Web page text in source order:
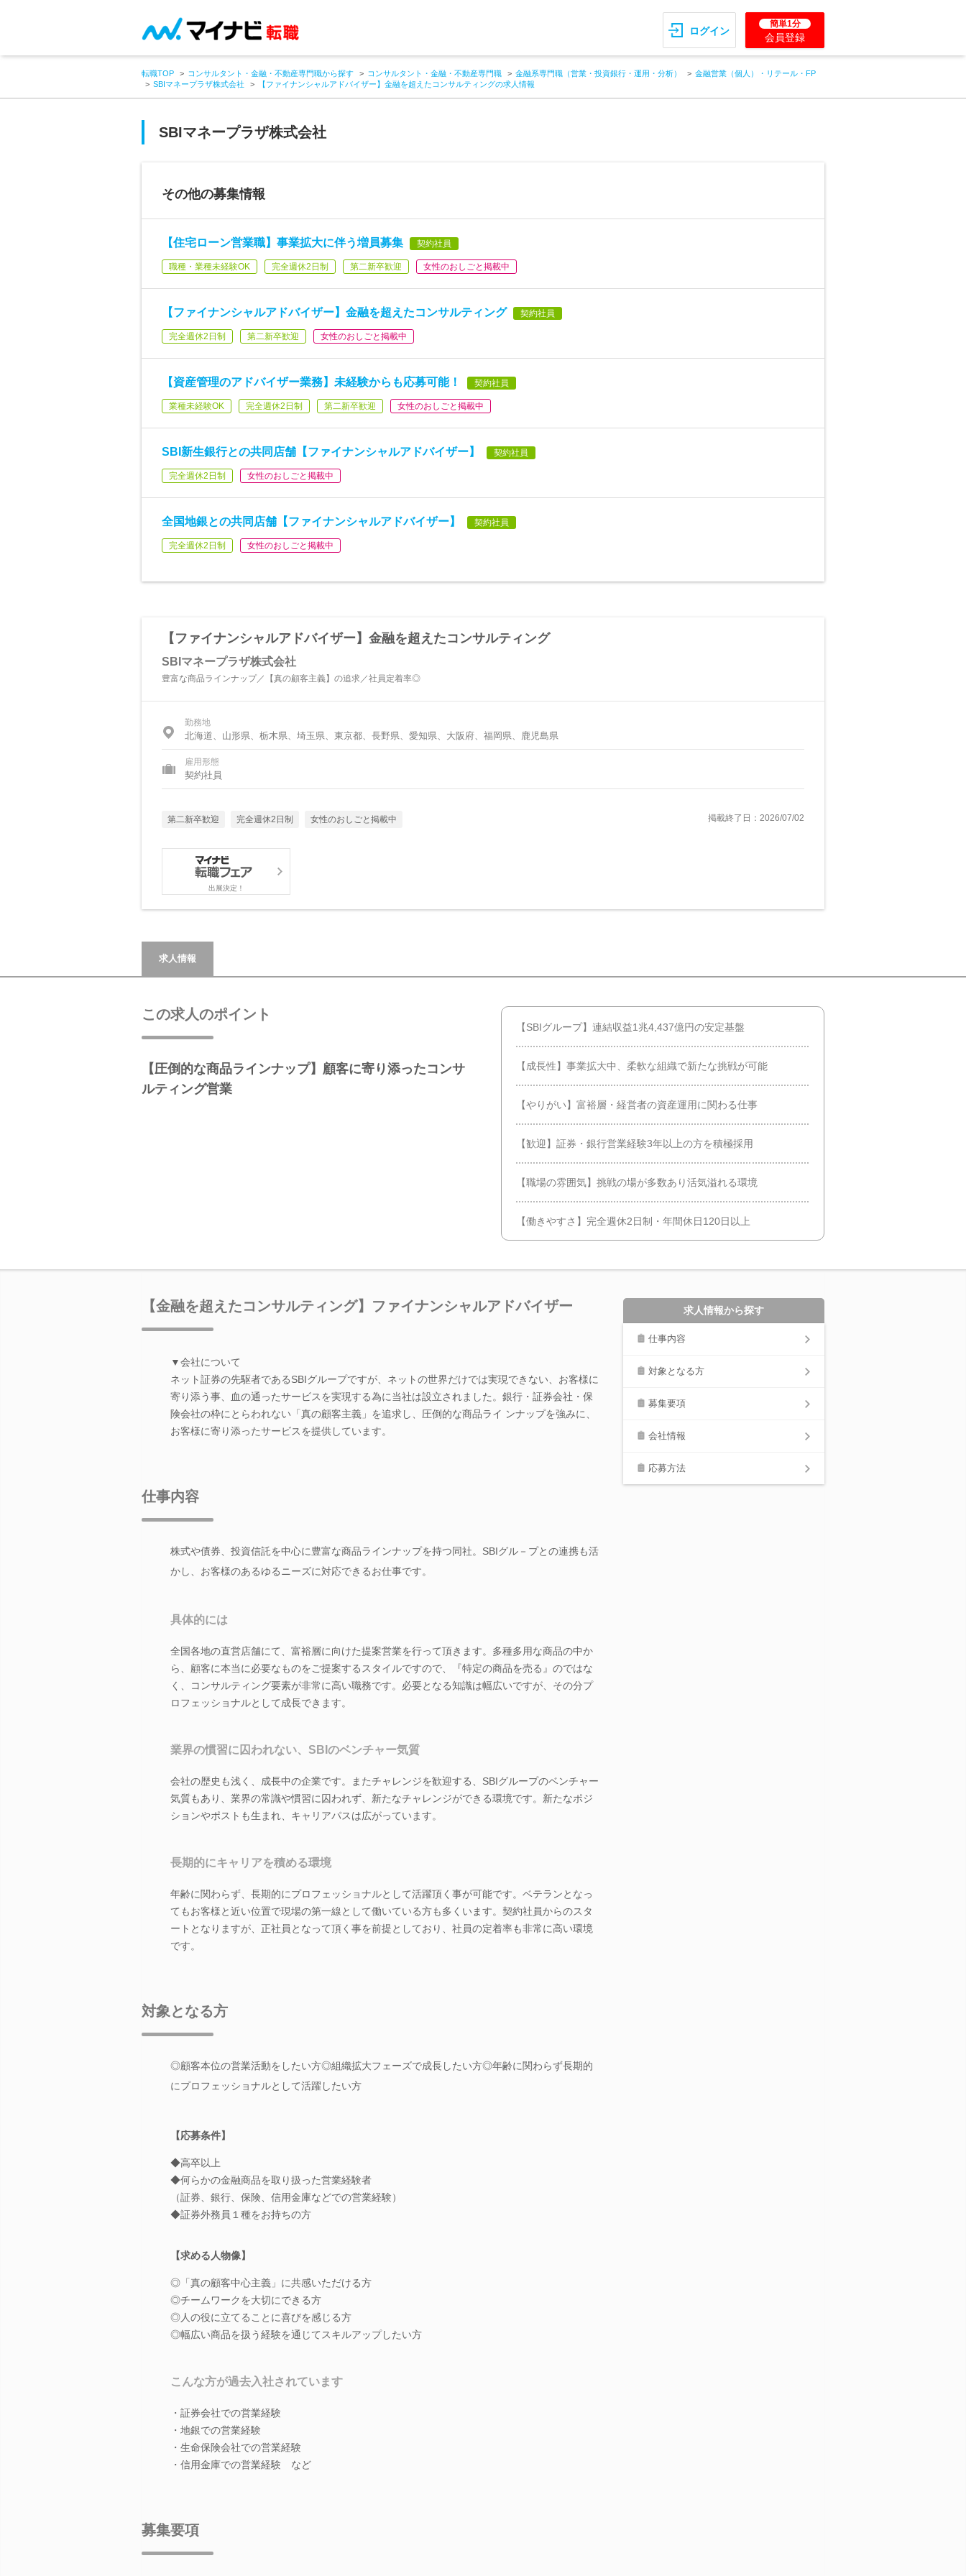
ログイン
簡単1分
会員登録
転職TOP コンサルタント・金融・不動産専門職から探す コンサルタント・金融・不動産専門職 金融系専門職（営業・投資銀行・運用・分析）
金融営業（個人）・リテール・FP
SBIマネープラザ株式会社
【ファイナンシャルアドバイザー】金融を超えたコンサルティングの求人情報
SBIマネープラザ株式会社
その他の募集情報
【住宅ローン営業職】事業拡大に伴う増員募集 契約社員
職種・業種未経験OK 完全週休2日制 第二新卒歓迎 女性のおしごと掲載中
【ファイナンシャルアドバイザー】金融を超えたコンサルティング 契約社員
完全週休2日制 第二新卒歓迎 女性のおしごと掲載中
【資産管理のアドバイザー業務】未経験からも応募可能！ 契約社員
業種未経験OK 完全週休2日制 第二新卒歓迎 女性のおしごと掲載中
SBI新生銀行との共同店舗【ファイナンシャルアドバイザー】 契約社員
完全週休2日制 女性のおしごと掲載中
全国地銀との共同店舗【ファイナンシャルアドバイザー】 契約社員
完全週休2日制 女性のおしごと掲載中
【ファイナンシャルアドバイザー】金融を超えたコンサルティング
SBIマネープラザ株式会社
豊富な商品ラインナップ／【真の顧客主義】の追求／社員定着率◎
勤務地
北海道、山形県、栃木県、埼玉県、東京都、長野県、愛知県、大阪府、福岡県、鹿児島県
雇用形態
契約社員
第二新卒歓迎 完全週休2日制 女性のおしごと掲載中 掲載終了日：2026/07/02
出展決定！
求人情報
この求人のポイント
【圧倒的な商品ラインナップ】顧客に寄り添ったコンサ
ルティング営業
【SBIグループ】連結収益1兆4,437億円の安定基盤
【成長性】事業拡大中、柔軟な組織で新たな挑戦が可能
【やりがい】富裕層・経営者の資産運用に関わる仕事
【歓迎】証券・銀行営業経験3年以上の方を積極採用
【職場の雰囲気】挑戦の場が多数あり活気溢れる環境
【働きやすさ】完全週休2日制・年間休日120日以上
【金融を超えたコンサルティング】ファイナンシャルアドバイザー
▼会社について
ネット証券の先駆者であるSBIグループですが、ネットの世界だけでは実現できない、お客様に
寄り添う事、血の通ったサービスを実現する為に当社は設立されました。銀行・証券会社・保
険会社の枠にとらわれない「真の顧客主義」を追求し、圧倒的な商品ライ ンナップを強みに、
お客様に寄り添ったサービスを提供しています。
仕事内容
株式や債券、投資信託を中心に豊富な商品ラインナップを持つ同社。SBIグル－プとの連携も活
かし、お客様のあるゆるニーズに対応できるお仕事です。
具体的には
全国各地の直営店舗にて、富裕層に向けた提案営業を行って頂きます。多種多用な商品の中か
ら、顧客に本当に必要なものをご提案するスタイルですので、『特定の商品を売る』のではな
く、コンサルティング要素が非常に高い職務です。必要となる知識は幅広いですが、その分プ
ロフェッショナルとして成長できます。
業界の慣習に囚われない、SBIのベンチャー気質
会社の歴史も浅く、成長中の企業です。またチャレンジを歓迎する、SBIグループのベンチャー
気質もあり、業界の常識や慣習に囚われず、新たなチャレンジができる環境です。新たなポジ
ションやポストも生まれ、キャリアパスは広がっています。
長期的にキャリアを積める環境
年齢に関わらず、長期的にプロフェッショナルとして活躍頂く事が可能です。ベテランとなっ
てもお客様と近い位置で現場の第一線として働いている方も多くいます。契約社員からのスタ
ートとなりますが、正社員となって頂く事を前提としており、社員の定着率も非常に高い環境
です。
対象となる方
◎顧客本位の営業活動をしたい方◎組織拡大フェーズで成長したい方◎年齢に関わらず長期的
にプロフェッショナルとして活躍したい方
【応募条件】
◆高卒以上
◆何らかの金融商品を取り扱った営業経験者
（証券、銀行、保険、信用金庫などでの営業経験）
◆証券外務員１種をお持ちの方
【求める人物像】
◎「真の顧客中心主義」に共感いただける方
◎チームワークを大切にできる方
◎人の役に立てることに喜びを感じる方
◎幅広い商品を扱う経験を通じてスキルアップしたい方
こんな方が過去入社されています
・証券会社での営業経験
・地銀での営業経験
・生命保険会社での営業経験
・信用金庫での営業経験 など
募集要項
求人情報から探す
仕事内容
対象となる方
募集要項
会社情報
応募方法